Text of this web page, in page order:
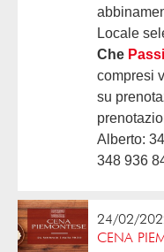
Locale
Che
compresi
su
Alberto:
348 936
24/02/
CENA